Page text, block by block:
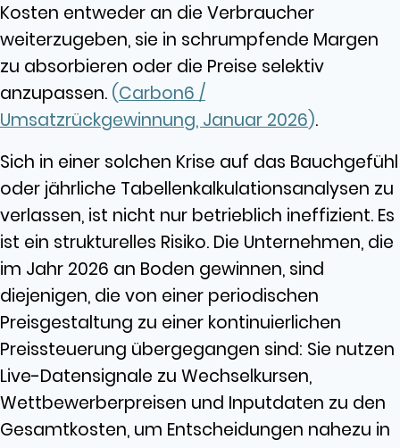
Kosten entweder an die Verbraucher
weiterzugeben, sie in schrumpfende Margen
zu absorbieren oder die Preise selektiv
anzupassen. (Carbon6 /
Umsatzrückgewinnung, Januar 2026).
Sich in einer solchen Krise auf das Bauchgefühl
oder jährliche Tabellenkalkulationsanalysen zu
verlassen, ist nicht nur betrieblich ineffizient. Es
ist ein strukturelles Risiko. Die Unternehmen, die
im Jahr 2026 an Boden gewinnen, sind
diejenigen, die von einer periodischen
Preisgestaltung zu einer kontinuierlichen
Preissteuerung übergegangen sind: Sie nutzen
Live-Datensignale zu Wechselkursen,
Wettbewerberpreisen und Inputdaten zu den
Gesamtkosten, um Entscheidungen nahezu in